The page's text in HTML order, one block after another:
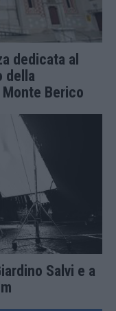
dedicata al
della
Berico
Salvi e a